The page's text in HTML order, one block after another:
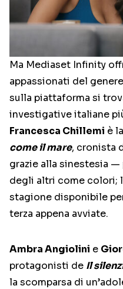
Ma Mediaset Infinity
appassionati del
sulla piattaforma si
investigative italiane
Francesca Chillemi è
come il mare, cronista
grazie alla sinestesia
degli altri come colori;
stagione disponibile
terza appena avviate.
Ambra Angiolini e
protagonisti de Il
la scomparsa di